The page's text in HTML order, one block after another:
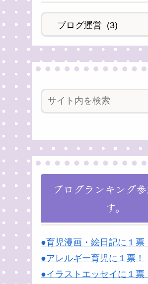
ブログランキング
す。
●育児漫画・絵日記に１票
●アレルギー育児に１票！
●イラストエッセイに１票